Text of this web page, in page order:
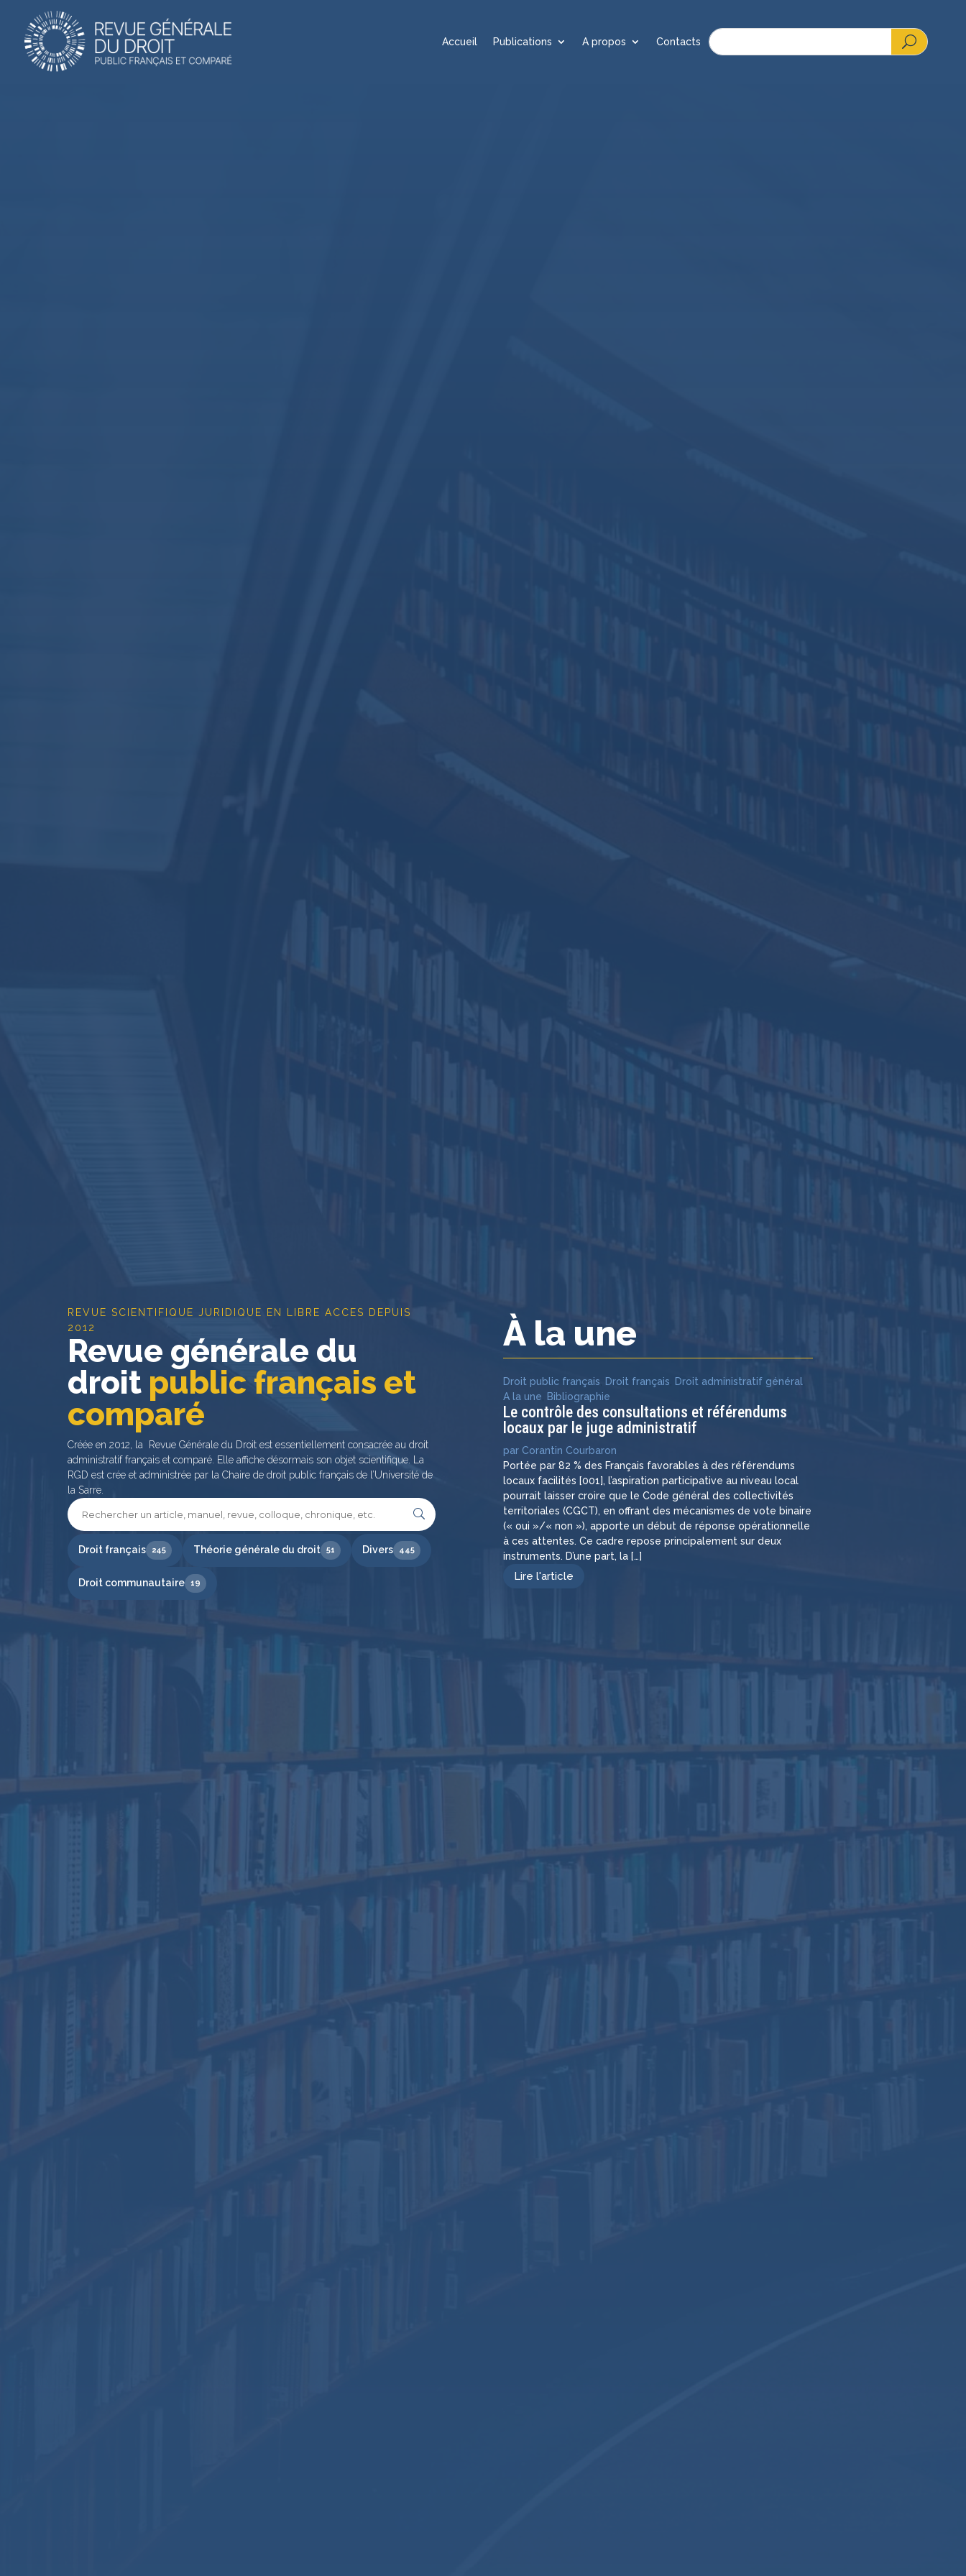
Accueil Publications A propos Contacts
REVUE SCIENTIFIQUE JURIDIQUE EN LIBRE ACCES DEPUIS
2012
Revue générale du
droit public français et
comparé
Créée en 2012, la Revue Générale du Droit est essentiellement consacrée au droit
administratif français et comparé. Elle affiche désormais son objet scientifique. La
RGD est crée et administrée par la Chaire de droit public français de l’Université de
la Sarre.
Droit français 245 Théorie générale du droit 51 Divers 445
Droit communautaire 19
À la une
Droit public français Droit français Droit administratif général
A la une
Bibliographie
Le contrôle des consultations et référendums
locaux par le juge administratif
par Corantin Courbaron
Portée par 82 % des Français favorables à des référendums
locaux facilités [001], l’aspiration participative au niveau local
pourrait laisser croire que le Code général des collectivités
territoriales (CGCT), en offrant des mécanismes de vote binaire
(« oui »/« non »), apporte un début de réponse opérationnelle
à ces attentes. Ce cadre repose principalement sur deux
instruments. D’une part, la […]
Lire l'article